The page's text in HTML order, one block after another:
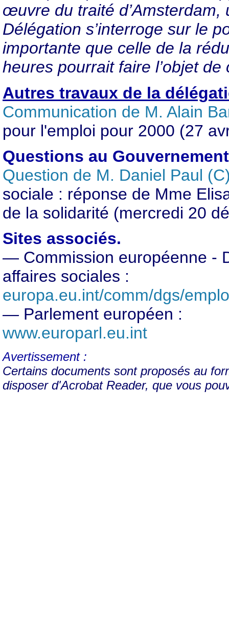
œuvre du traité
Délégation s’interroge sur le
importante que celle de la
heures pourrait faire l’objet
Autres travaux de la
Communication de M. Alain
pour l'emploi pour 2000 (27
Questions au
Question de M. Daniel Paul
sociale : réponse de Mme
de la solidarité (mercredi 20
Sites associés.
— Commission européenne -
affaires sociales :
europa.eu.int/comm/dgs/
— Parlement européen :
www.europarl.eu.int
Avertissement :
Certains documents sont proposés au
disposer d'Acrobat Reader, que vous